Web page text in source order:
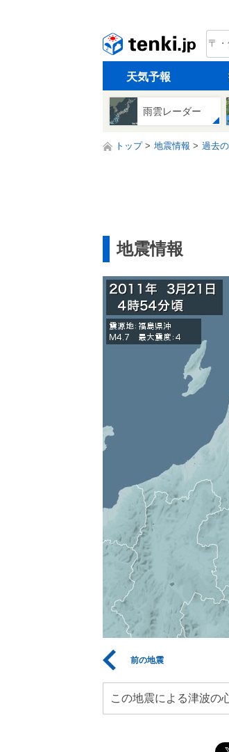
天気予報
雨雲レーダー
トップ 地震情報 過去
地震情報
前の地震
この地震による津波の